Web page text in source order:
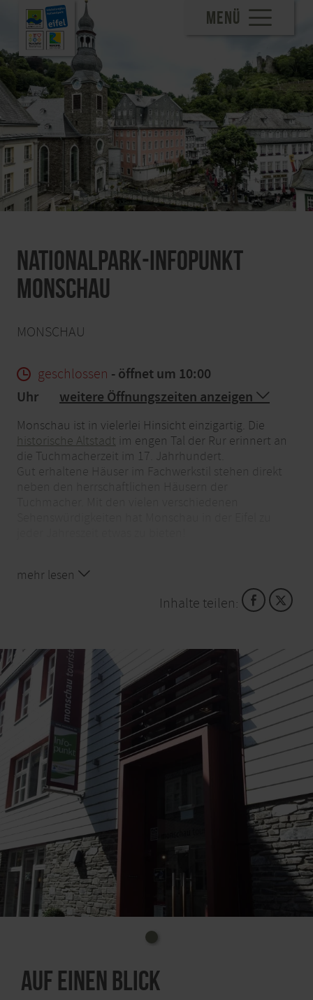
MENÜ
Nationalpark-Infopunkt
Monschau
MONSCHAU
geschlossen - öffnet um 10:00
Uhr
weitere Öffnungszeiten anzeigen
Monschau ist in vielerlei Hinsicht einzigartig. Die
historische Altstadt im engen Tal der Rur erinnert an
die Tuchmacherzeit im 17. Jahrhundert.
Gut erhaltene Häuser im Fachwerkstil stehen direkt
eifeltypische Bauweise, ob es die Venndörfer am
Rand des Hochmoorgebietes Hohes Venn - wie
Kalterherberg, Konzen und Mützenich - oder das
Das Team des Nationalpark-Infopunkt in der
Monschauer Altstadt steht Ihnen gerne zur Planung
Ihres Aufenthaltes zur Verfügung.
Unsere Öffnungszeiten sind
Von April bis Oktober:
täglich von 10.00 bis 13.00 Uhr und von 13.30. bis
16.00 Uhr
Von November bis März:
Montag bis Freitag von 10.00 bis 13.00 Uhr und von
13.30 bis 16.00 Uhr
Samstag und Sonntag von 10.00 bis 15.00 Uhr
Stadtstraße 16
52156 Monschau
mehr lesen
Inhalte teilen:
Auf einen Blick